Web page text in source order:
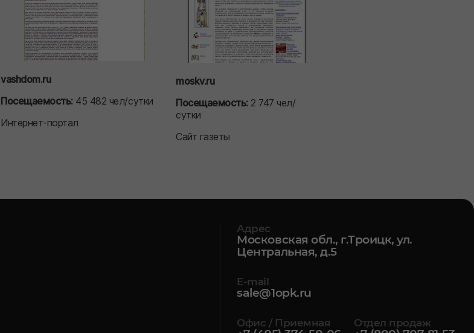
vashdom.ru
Посещаемость:45 482 чел/сутки
Интернет-портал
moskv.ru
Посещаемость:2 747 чел/
сутки
Сайт газеты
Адрес
Московская обл., г.Троицк, ул.
Центральная, д.5
E-mail
sale@1opk.ru
Офис / Приемная Отдел продаж